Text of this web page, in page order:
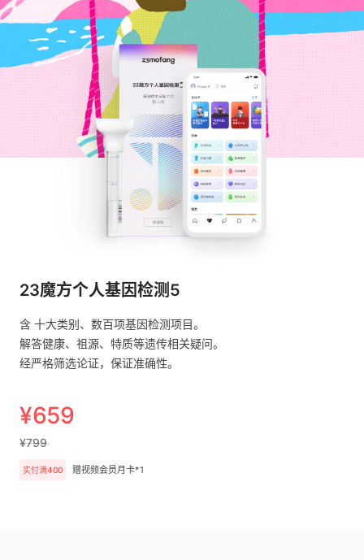
23魔方个人基因检测5
含 十大类别、数百项基因检测项目。
解答健康、祖源、特质等遗传相关疑问。
经严格筛选论证，保证准确性。
¥659
¥799
实付满400 赠视频会员月卡*1